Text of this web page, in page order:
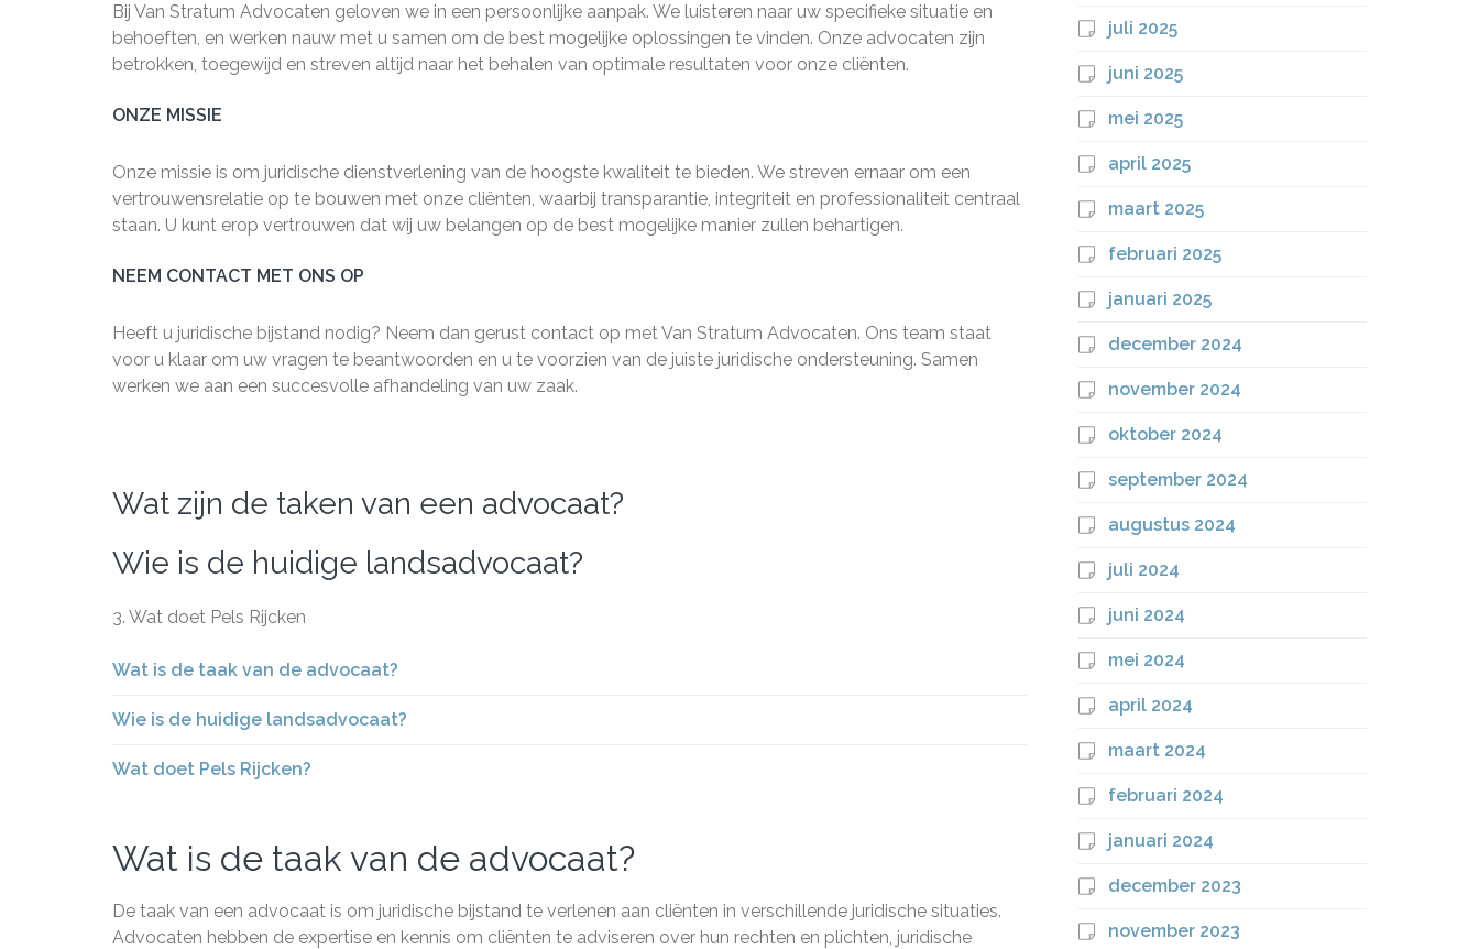
Bij Van Stratum Advocaten geloven we in een persoonlijke aanpak. We luisteren naar uw specifieke situatie en
behoeften, en werken nauw met u samen om de best mogelijke oplossingen te vinden. Onze advocaten zijn
betrokken, toegewijd en streven altijd naar het behalen van optimale resultaten voor onze cliënten.
ONZE MISSIE
Onze missie is om juridische dienstverlening van de hoogste kwaliteit te bieden. We streven ernaar om een
vertrouwensrelatie op te bouwen met onze cliënten, waarbij transparantie, integriteit en professionaliteit centraal
staan. U kunt erop vertrouwen dat wij uw belangen op de best mogelijke manier zullen behartigen.
NEEM CONTACT MET ONS OP
Heeft u juridische bijstand nodig? Neem dan gerust contact op met Van Stratum Advocaten. Ons team staat
voor u klaar om uw vragen te beantwoorden en u te voorzien van de juiste juridische ondersteuning. Samen
werken we aan een succesvolle afhandeling van uw zaak.
Wat zijn de taken van een advocaat?
Wie is de huidige landsadvocaat?
3. Wat doet Pels Rijcken
Wat is de taak van de advocaat?
Wie is de huidige landsadvocaat?
Wat doet Pels Rijcken?
Wat is de taak van de advocaat?
De taak van een advocaat is om juridische bijstand te verlenen aan cliënten in verschillende juridische situaties.
Advocaten hebben de expertise en kennis om cliënten te adviseren over hun rechten en plichten, juridische
juli 2025
juni 2025
mei 2025
april 2025
maart 2025
februari 2025
januari 2025
december 2024
november 2024
oktober 2024
september 2024
augustus 2024
juli 2024
juni 2024
mei 2024
april 2024
maart 2024
februari 2024
januari 2024
december 2023
november 2023